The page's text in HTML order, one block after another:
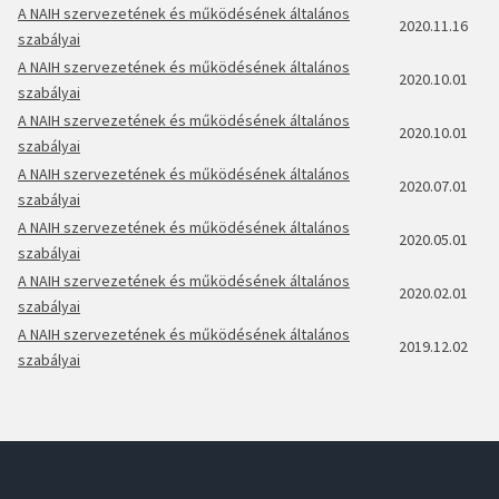
A NAIH szervezetének és működésének általános
szabályai
2020.11.16
A NAIH szervezetének és működésének általános
szabályai
2020.10.01
A NAIH szervezetének és működésének általános
szabályai
2020.10.01
A NAIH szervezetének és működésének általános
szabályai
2020.07.01
A NAIH szervezetének és működésének általános
szabályai
2020.05.01
A NAIH szervezetének és működésének általános
szabályai
2020.02.01
A NAIH szervezetének és működésének általános
szabályai
2019.12.02